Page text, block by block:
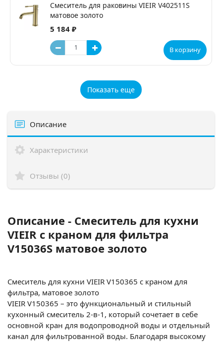
Смеситель для раковины VIEIR V402511S
матовое золото
5 184 ₽
В корзину
Показать еще
Описание
Характеристики
Отзывы (0)
Описание - Смеситель для кухни
VIEIR с краном для фильтра
V15036S матовое золото
Смеситель для кухни VIEIR V150365 с краном для
фильтра, матовое золото
VIEIR V150365 – это функциональный и стильный
кухонный смеситель 2-в-1, который сочетает в себе
основной кран для водопроводной воды и отдельный
канал для фильтрованной воды. Благодаря высокому